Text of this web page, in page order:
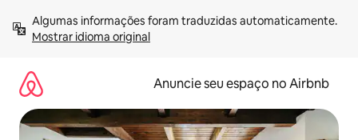
para
Mostrar idioma original
Anuncie seu espaço no Airbnb